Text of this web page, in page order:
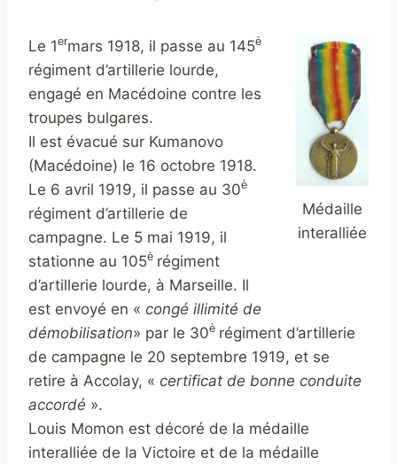
Médaille
interalliée
Le 1ermars 1918, il passe au 145è
régiment d’artillerie lourde,
engagé en Macédoine contre les
troupes bulgares.
Il est évacué sur Kumanovo
(Macédoine) le 16 octobre 1918.
Le 6 avril 1919, il passe au 30è
régiment d’artillerie de
campagne. Le 5 mai 1919, il
stationne au 105è régiment
d’artillerie lourde, à Marseille. Il
est envoyé en « congé illimité de
démobilisation» par le 30è régiment d’artillerie
de campagne le 20 septembre 1919, et se
retire à Accolay, « certificat de bonne conduite
accordé ».
Louis Momon est décoré de la médaille
interalliée de la Victoire et de la médaille